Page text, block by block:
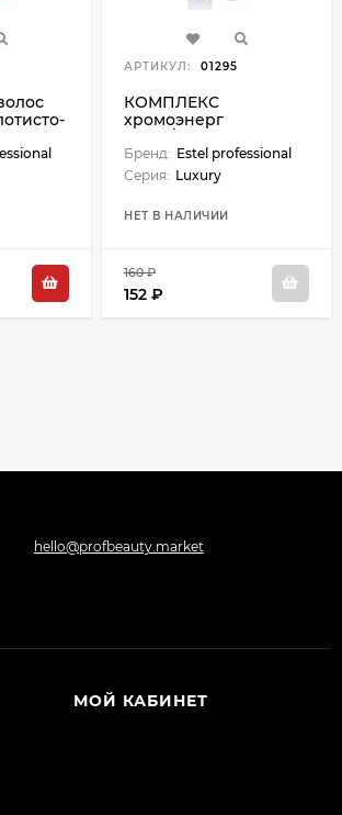
АРТИКУЛ: 01295
КОМПЛЕКС
хромоэнерг
Бренд: Estel professional
Серия: Luxury
НЕТ В НАЛИЧИИ
160 ₽
152 ₽
hello@profbeauty.market
МОЙ КАБИНЕТ